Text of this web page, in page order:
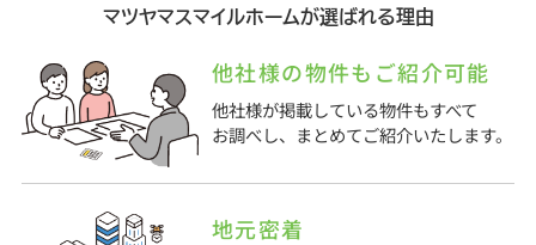
マツヤマスマイルホームが選ばれる理由
他社様の物件もご紹介可能
他社様が掲載している物件もすべて
お調べし、まとめてご紹介いたします。
地元密着